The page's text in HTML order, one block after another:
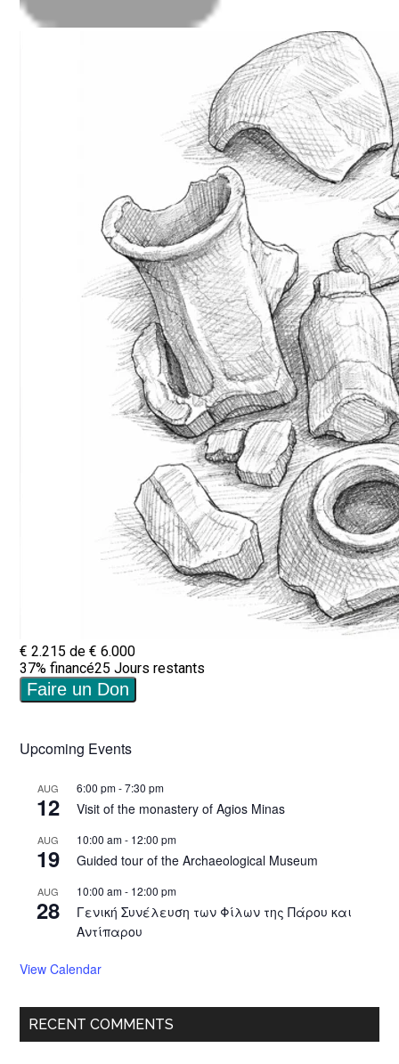
Upcoming Events
AUG
12
6:00 pm-7:30 pm
Visit of the monastery of Agios Minas
AUG
19
10:00 am- 12:00 pm
Guided tour of the Archaeological Museum
AUG
28
10:00 am- 12:00 pm
Γενική Συνέλευση των Φίλων της Πάρου και
Αντίπαρου
View Calendar
RECENT COMMENTS